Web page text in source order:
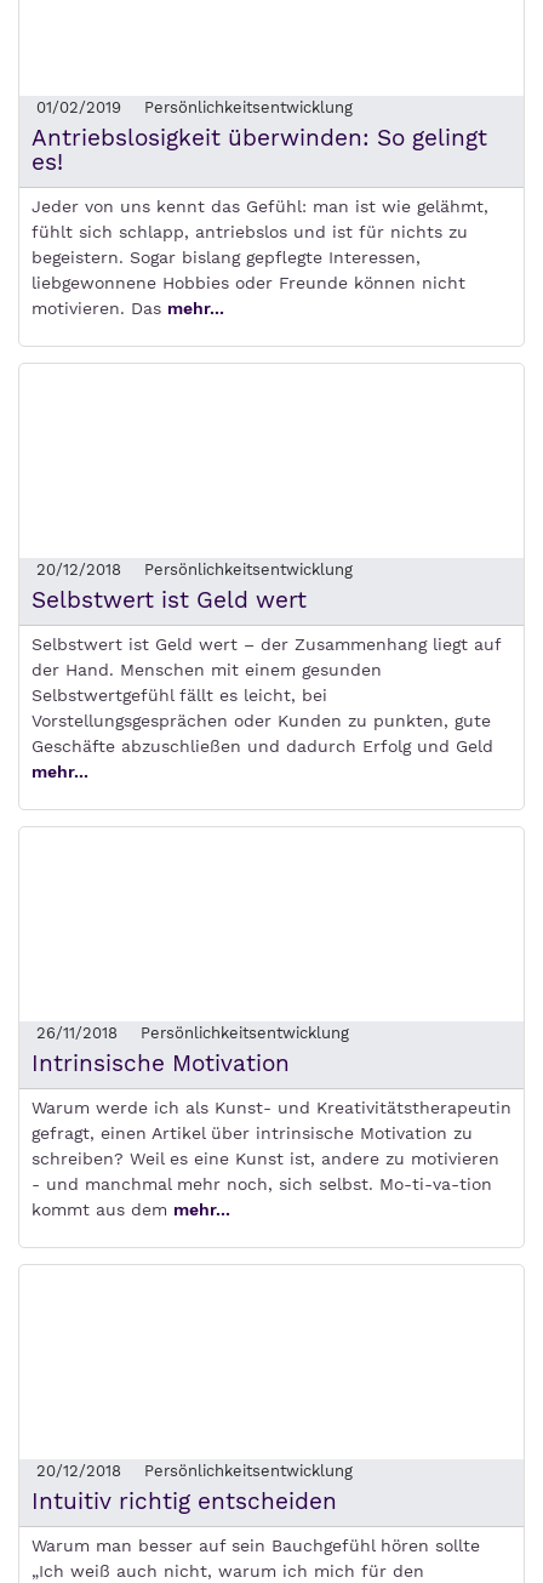
01/02/2019 Persönlichkeitsentwicklung
Antriebslosigkeit überwinden: So gelingt
es!
Jeder von uns kennt das Gefühl: man ist wie gelähmt,
fühlt sich schlapp, antriebslos und ist für nichts zu
begeistern. Sogar bislang gepflegte Interessen,
liebgewonnene Hobbies oder Freunde können nicht
motivieren. Das mehr...
20/12/2018 Persönlichkeitsentwicklung
Selbstwert ist Geld wert
Selbstwert ist Geld wert – der Zusammenhang liegt auf
der Hand. Menschen mit einem gesunden
Selbstwertgefühl fällt es leicht, bei
Vorstellungsgesprächen oder Kunden zu punkten, gute
Geschäfte abzuschließen und dadurch Erfolg und Geld
mehr...
26/11/2018 Persönlichkeitsentwicklung
Intrinsische Motivation
Warum werde ich als Kunst- und Kreativitätstherapeutin
gefragt, einen Artikel über intrinsische Motivation zu
schreiben? Weil es eine Kunst ist, andere zu motivieren
- und manchmal mehr noch, sich selbst. Mo-ti-va-tion
kommt aus dem mehr...
20/12/2018 Persönlichkeitsentwicklung
Intuitiv richtig entscheiden
Warum man besser auf sein Bauchgefühl hören sollte
„Ich weiß auch nicht, warum ich mich für den